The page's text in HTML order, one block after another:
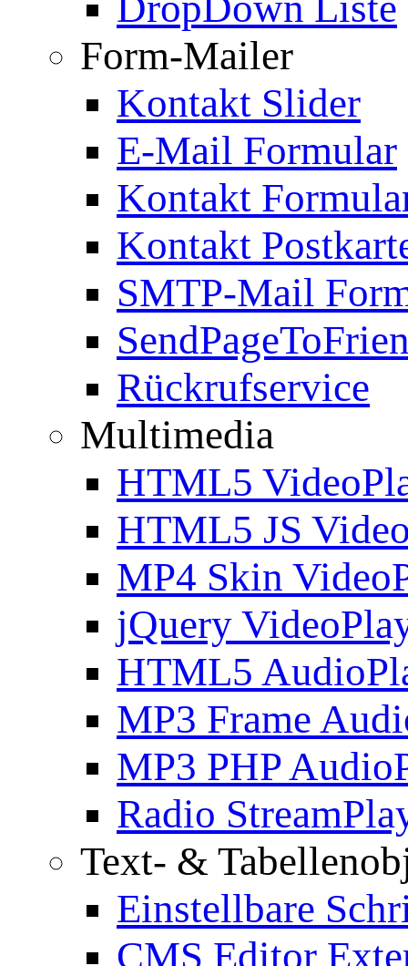
Form-Mailer
Kontakt Slider
E-Mail Formular
Kontakt
Kontakt
SMTP-Mail
Rückrufservice
Multimedia
HTML5
HTML5 JS
MP4 Skin
jQuery
HTML5
MP3 Frame
MP3 PHP
Radio
Text- &
Einstellbare
CMS Editor